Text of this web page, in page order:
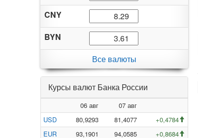
CNY
BYN
Все валюты
Курсы валют Банка России
06 авг
07 авг
USD
80,9293 81,4077
+0,4784
EUR
93,1901 94,0585
+0,8684